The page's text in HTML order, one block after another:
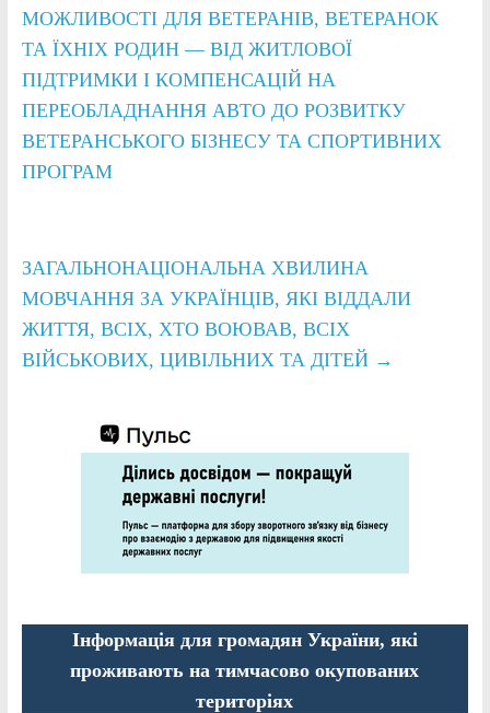
МОЖЛИВОСТІ ДЛЯ ВЕТЕРАНІВ, ВЕТЕРАНОК
ТА ЇХНІХ РОДИН — ВІД ЖИТЛОВОЇ
ПІДТРИМКИ І КОМПЕНСАЦІЙ НА
ПЕРЕОБЛАДНАННЯ АВТО ДО РОЗВИТКУ
ВЕТЕРАНСЬКОГО БІЗНЕСУ ТА СПОРТИВНИХ
ПРОГРАМ
ЗАГАЛЬНОНАЦІОНАЛЬНА ХВИЛИНА
МОВЧАННЯ ЗА УКРАЇНЦІВ, ЯКІ ВІДДАЛИ
ЖИТТЯ, ВСІХ, ХТО ВОЮВАВ, ВСІХ
ВІЙСЬКОВИХ, ЦИВІЛЬНИХ ТА ДІТЕЙ →
Інформація для громадян України, які
проживають на тимчасово окупованих
територіях